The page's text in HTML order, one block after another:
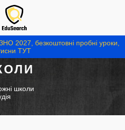
2027, безкоштовні пробні уроки,
ТУТ
школи